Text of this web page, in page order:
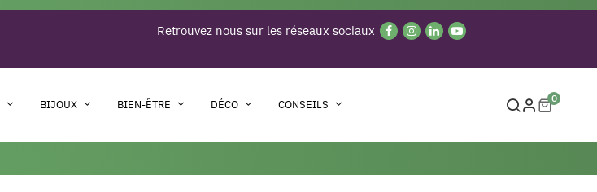
Retrouvez nous sur les réseaux sociaux
BIJOUX BIEN-ÊTRE DÉCO CONSEILS 0